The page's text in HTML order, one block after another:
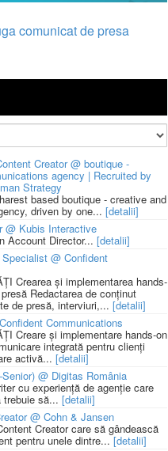
comunicat de presa
Creator @ boutique -
agency | Recruited by
Strategy
based boutique - creative and
driven by one... [detalii]
@ Kubis Interactive
Account Director... [detalii]
@ Confident
Crearea și implementarea hands-
Redactarea de conținut
de presă, interviuri,... [detalii]
Communications
Creare și implementare hands-on
integrată pentru clienți
activă... [detalii]
@ Digitas România
cu experiență de agenție care
trebuie să... [detalii]
@ Cohn & Jansen
Creator care să gândească
pentru unele dintre... [detalii]